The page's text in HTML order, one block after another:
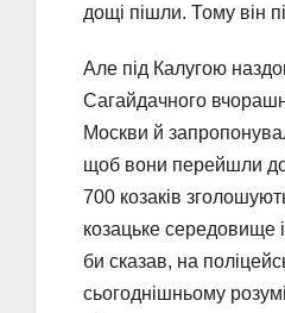
дощі пішли. Тому він
Але під Калугою
Сагайдачного
Москви й
щоб вони перейшли до
700 козаків
козацьке середовище
би сказав, на
сьогоднішньому